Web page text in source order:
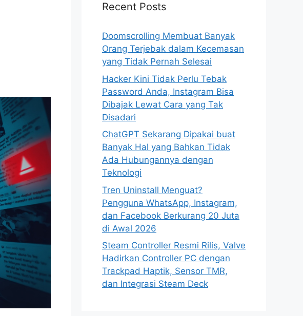
f
r
:
Recent Posts
Doomscrolling Membuat Banyak
Orang Terjebak dalam Kecemasan
yang Tidak Pernah Selesai
Hacker Kini Tidak Perlu Tebak
Password Anda, Instagram Bisa
Dibajak Lewat Cara yang Tak
Disadari
ChatGPT Sekarang Dipakai buat
Banyak Hal yang Bahkan Tidak
Ada Hubungannya dengan
Teknologi
Tren Uninstall Menguat?
Pengguna WhatsApp, Instagram,
dan Facebook Berkurang 20 Juta
di Awal 2026
Steam Controller Resmi Rilis, Valve
Hadirkan Controller PC dengan
Trackpad Haptik, Sensor TMR,
dan Integrasi Steam Deck